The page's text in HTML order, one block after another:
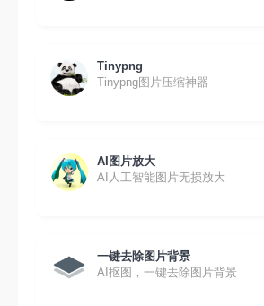
Tinypng
Tinypng图片压缩神器
AI图片放大
AI人工智能图片无损放大
一键去除图片背景
AI抠图，一键去除图片背景